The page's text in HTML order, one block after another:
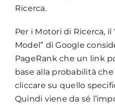
Ricerca.
Per i Motori di Ricerca, il
Model” di Google
PageRank che un link
base alla probabilità
cliccare su quello
Quindi viene da sé